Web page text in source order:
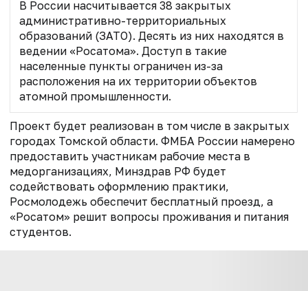
В России насчитывается 38 закрытых
административно-территориальных
образований (ЗАТО). Десять из них находятся в
ведении «Росатома». Доступ в такие
населенные пункты ограничен из-за
расположения на их территории объектов
атомной промышленности.
Проект будет реализован в том числе в закрытых
городах Томской области. ФМБА России намерено
предоставить участникам рабочие места в
медорганизациях, Минздрав РФ будет
содействовать оформлению практики,
Росмолодежь обеспечит бесплатный проезд, а
«Росатом» решит вопросы проживания и питания
студентов.